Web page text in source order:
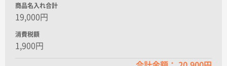
商品名入れ合計
19,000円
消費税額
1,900円